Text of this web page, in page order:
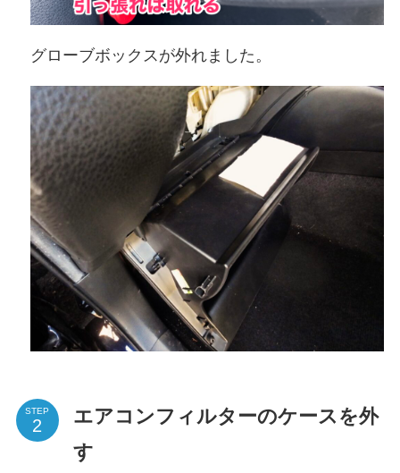
グローブボックスが外れました。
STEP
エアコンフィルターのケースを外
す